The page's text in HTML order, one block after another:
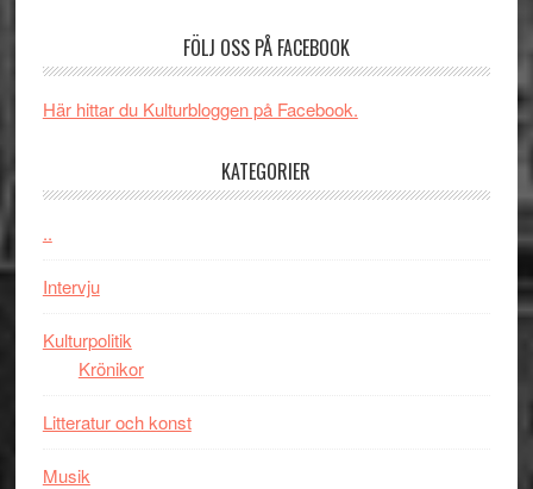
spännande
kan
FÖLJ OSS PÅ FACEBOOK
Här hittar du Kulturbloggen på Facebook.
KATEGORIER
..
Intervju
Kulturpolitik
Krönikor
Litteratur och konst
Musik